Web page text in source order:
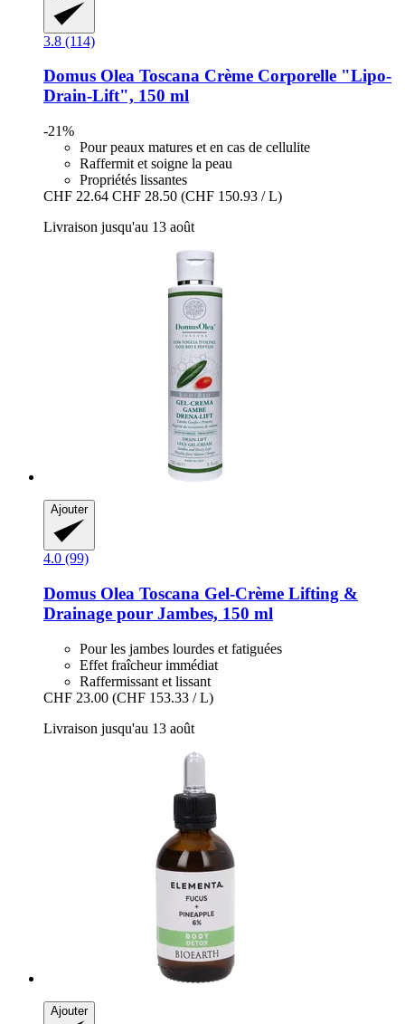
3.8 (114)
Domus Olea Toscana Crème Corporelle "Lipo-​
Drain-​Lift", 150 ml
-21%
Pour peaux matures et en cas de cellulite
Raffermit et soigne la peau
Propriétés lissantes
CHF 22.64 CHF 28.50 (CHF 150.93 / L)
Livraison jusqu'au 13 août
Ajouter
4.0 (99)
Domus Olea Toscana Gel-​Crème Lifting &
Drainage pour Jambes, 150 ml
Pour les jambes lourdes et fatiguées
Effet fraîcheur immédiat
Raffermissant et lissant
CHF 23.00 (CHF 153.33 / L)
Livraison jusqu'au 13 août
Ajouter